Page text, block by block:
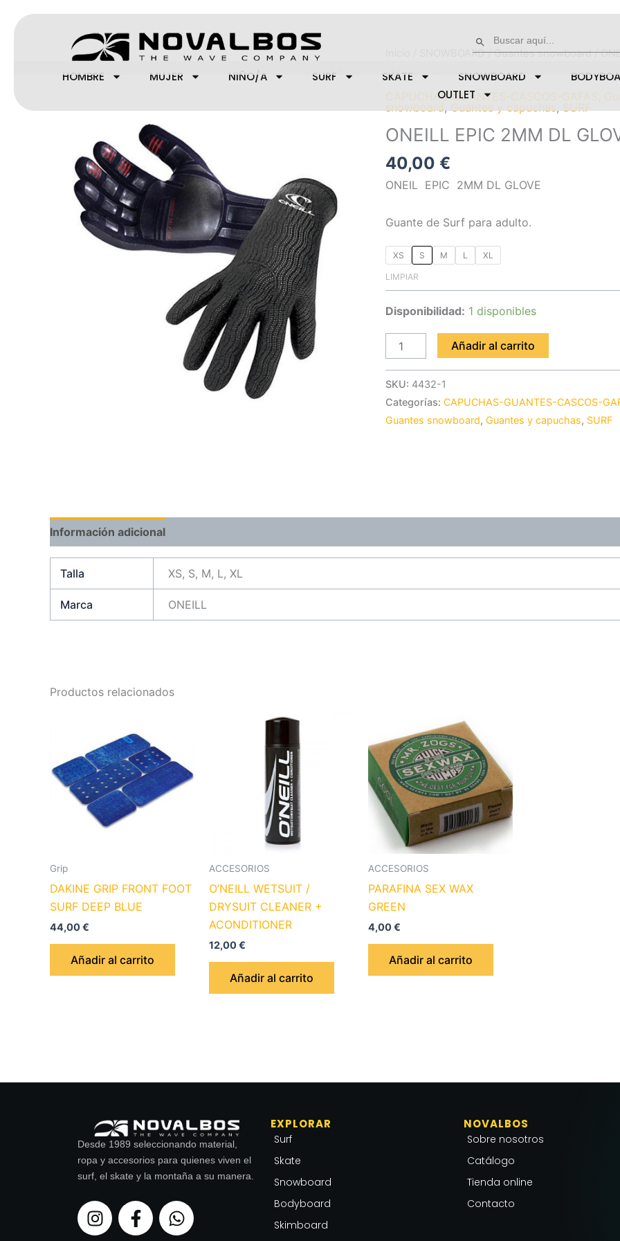
Botón de búsqueda
HOMBRE MUJER NIÑO/A SURF SKATE SNOWBOARD
OUTLET
SNOWBOARD/Guantes snowboard/
CAPUCHAS-GUANTES-CASCOS-GAFAS
snowboard Guantes y capuchas SURF
ONEILL EPIC 2MM DL
40,00€
ONEIL EPIC 2MM DL GLOVE
Guante de Surf para adulto.
XS S M L XL
LIMPIAR
Disponibilidad: 1 disponibles
DL
GLOVE
cantidad
Añadir al carrito
SKU: 4432-1
Categorías:CAPUCHAS-GUANTES-CASCOS-
Guantes snowboard,Guantes y capuchas, SURF
Información adicional
Talla XS, S, M, L, XL
Marca ONEILL
Productos relacionados
Grip
DAKINE GRIP FRONT FOOT
SURF DEEP BLUE
44,00€
Añadir al carrito
ACCESORIOS
O’NEILL WETSUIT /
DRYSUIT CLEANER +
ACONDITIONER
12,00€
Añadir al carrito
ACCESORIOS
PARAFINA SEX WAX
GREEN
4,00€
Añadir al carrito
Desde 1989 seleccionando material,
ropa y accesorios para quienes viven el
surf, el skate y la montaña a su manera.
I
n
F
a
W
h
EXPLORAR
Surf
Skate
Snowboard
Bodyboard
Skimboard
NOVALBOS
Sobre nosotros
Catálogo
Tienda online
Contacto